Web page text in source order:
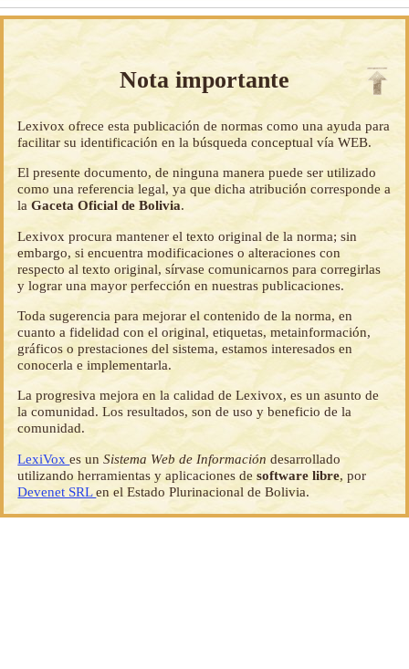
Nota importante
Lexivox ofrece esta publicación de normas como una ayuda para
facilitar su identificación en la búsqueda conceptual vía WEB.
El presente documento, de ninguna manera puede ser utilizado
como una referencia legal, ya que dicha atribución corresponde a
laGaceta Oficial de Bolivia.
Lexivox procura mantener el texto original de la norma; sin
embargo, si encuentra modificaciones o alteraciones con
respecto al texto original, sírvase comunicarnos para corregirlas
y lograr una mayor perfección en nuestras publicaciones.
Toda sugerencia para mejorar el contenido de la norma, en
cuanto a fidelidad con el original, etiquetas, metainformación,
gráficos o prestaciones del sistema, estamos interesados en
conocerla e implementarla.
La progresiva mejora en la calidad de Lexivox, es un asunto de
la comunidad. Los resultados, son de uso y beneficio de la
comunidad.
LexiVoxes unSistema Web de Información desarrollado
utilizando herramientas y aplicaciones desoftware libre, por
Devenet SRLen el Estado Plurinacional de Bolivia.